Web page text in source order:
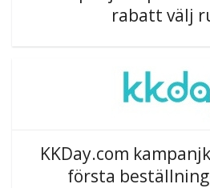
rabatt välj
KKDay.com
första